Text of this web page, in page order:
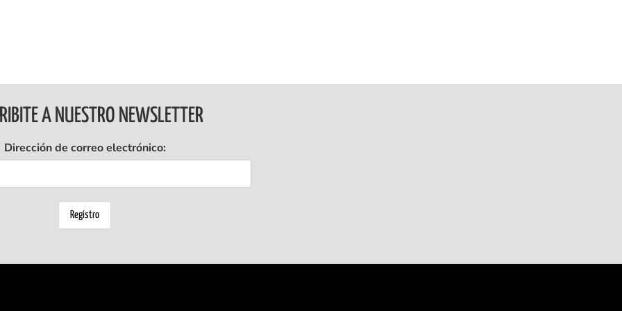
A NUESTRO NEWSLETTER
Dirección de correo electrónico: